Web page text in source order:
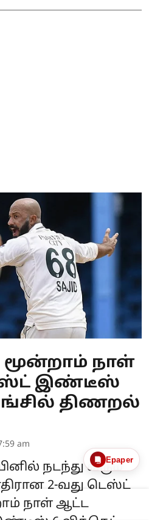
மூன்றாம் நாள்
இண்டீஸ்
திணறல்
am
நடந்து வரும்
2-வது டெஸ்ட்
நாள் ஆட்ட
Epaper